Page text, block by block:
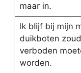
maar in.
Ik blijf bij mijn
duikboten
verboden
worden.